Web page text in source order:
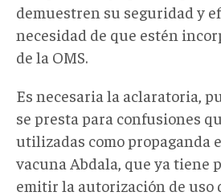
demuestren su seguridad y
necesidad de que estén
de la OMS.
Es necesaria la aclaratoria,
se presta para confusiones
utilizadas como propaganda
vacuna Abdala, que ya tiene
emitir la autorización de uso